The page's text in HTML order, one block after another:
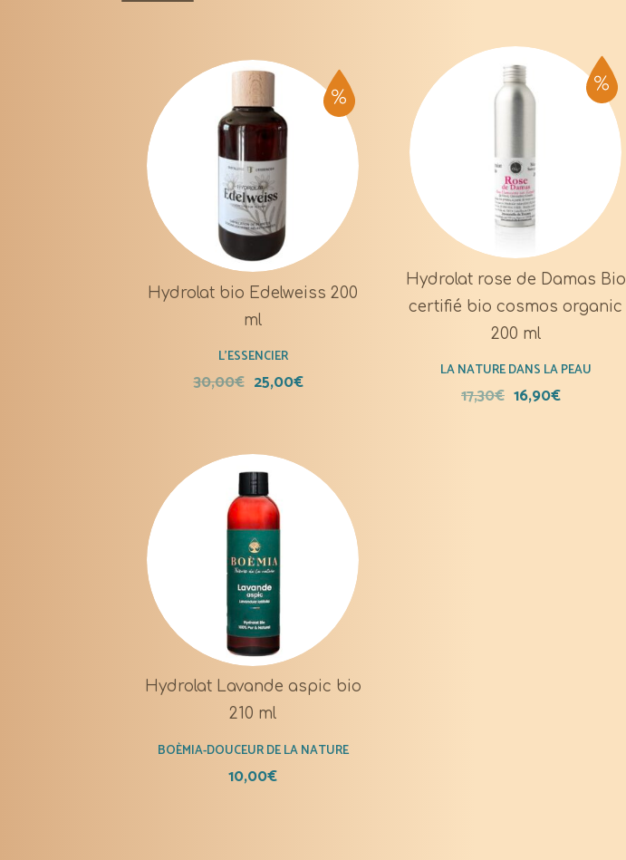
Hydrolat bio Edelweiss 200
ml
L'ESSENCIER
30,00€ 25,00€
Hydrolat rose de Damas Bio
certifié bio cosmos organic
200 ml
LA NATURE DANS LA PEAU
17,30€ 16,90€
Hydrolat Lavande aspic bio
210 ml
BOÈMIA-DOUCEUR DE LA NATURE
10,00€